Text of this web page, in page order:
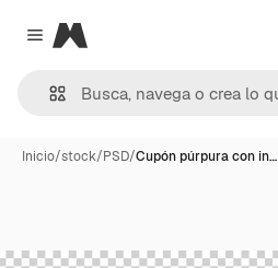
Close menu
Magnific
Inicio/stock/PSD/Cupón púrpura con in…